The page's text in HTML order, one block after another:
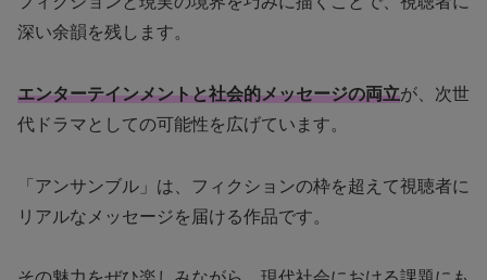
深い余韻を残します。
エンターテインメントと社会的メッセージの両立が、次世
代ドラマとしての可能性を広げています。
「アンサンブル」は、フィクションの枠を超えて視聴者に
リアルなメッセージを届ける作品です。